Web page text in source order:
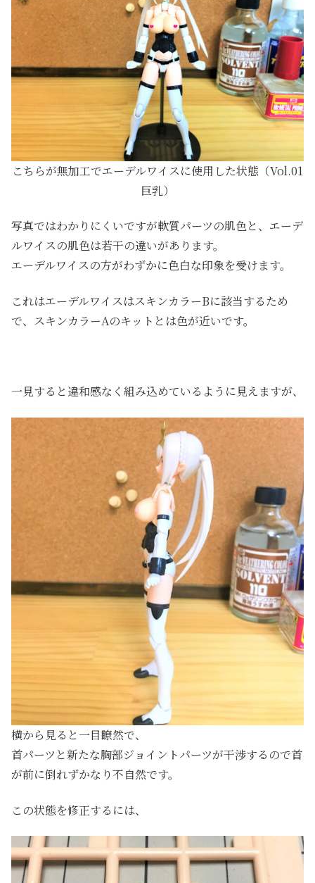
こちらが無加工でエーデルワイスに使用した状態（Vol.01
巨乳）
写真ではわかりにくいですが軟質パーツの肌色と、エーデ
ルワイスの肌色は若干の違いがあります。
エーデルワイスの方がわずかに色白な印象を受けます。
これはエーデルワイスはスキンカラーBに該当するため
で、スキンカラーAのキットとは色が近いです。
一見すると違和感なく組み込めているように見えますが、
横から見ると一目瞭然で、
首パーツと新たな胸部ジョイントパーツが干渉するので首
が前に倒れずかなり不自然です。
この状態を修正するには、